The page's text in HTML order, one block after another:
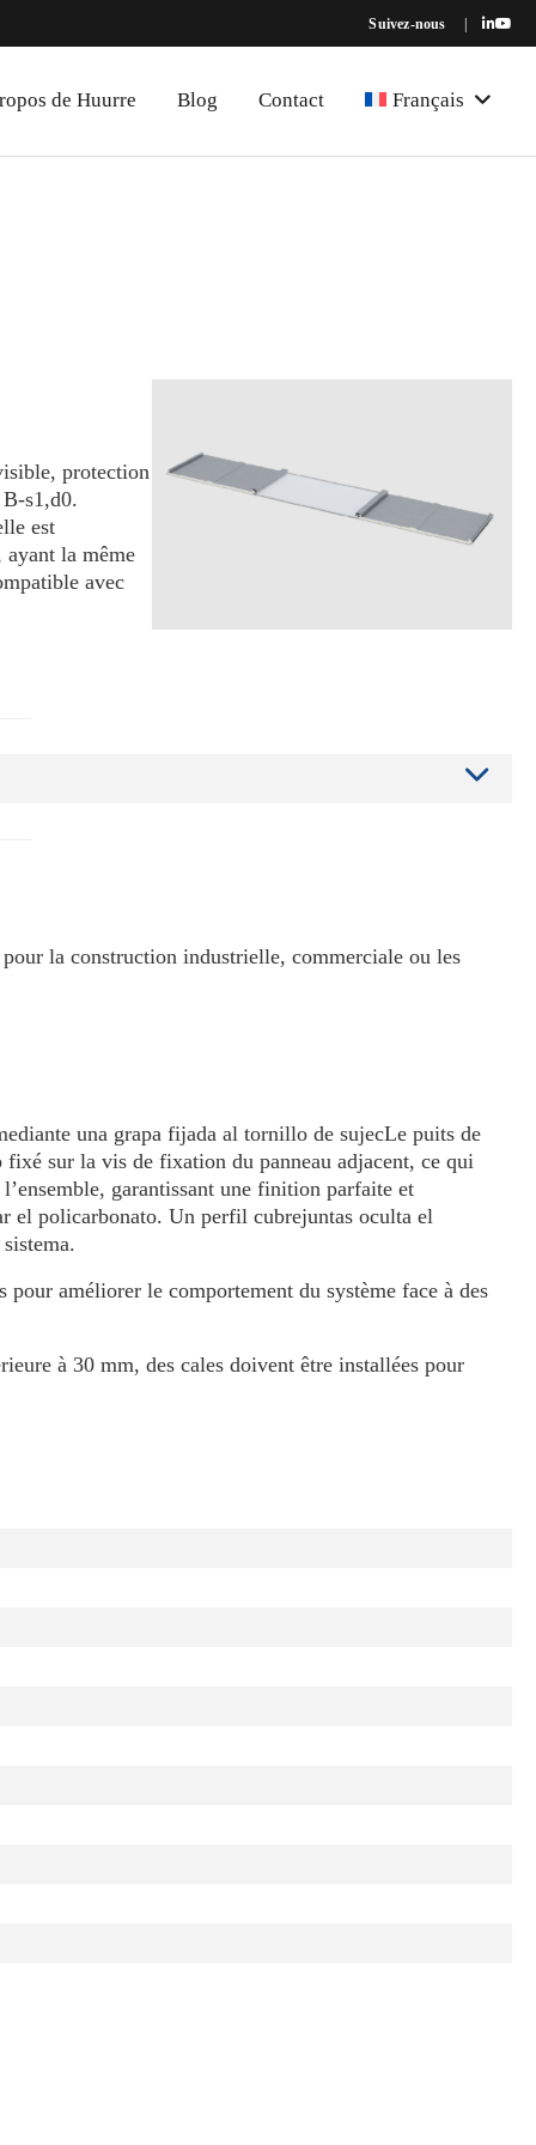
Suivez-nous |
de Huurre Blog Contact Français
protection
s1,d0.
est
ayant la même
avec
la construction industrielle, commerciale ou les
una grapa fijada al tornillo de sujecLe puits de
sur la vis de fixation du panneau adjacent, ce qui
garantissant une finition parfaite et
el policarbonato. Un perfil cubrejuntas oculta el
améliorer le comportement du système face à des
à 30 mm, des cales doivent être installées pour